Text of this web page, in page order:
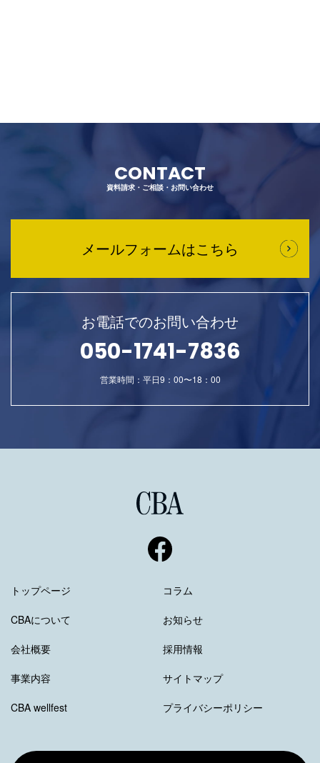
CONTACT
資料請求・ご相談・お問い合わせ
メールフォームはこちら
お電話でのお問い合わせ
050-1741-7836
営業時間：平日9：00〜18：00
トップページ
CBAについて
会社概要
事業内容
CBA wellfest
コラム
お知らせ
採用情報
サイトマップ
プライバシーポリシー